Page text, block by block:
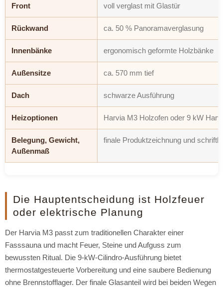
Front voll verglast mit Glastür
Rückwand ca. 50 % Panoramaverglasung
Innenbänke ergonomisch geformte Holzbänke
Außensitze ca. 570 mm tief
Dach schwarze Ausführung
Heizoptionen Harvia M3 Holzofen oder 9 kW
Belegung, Gewicht,
Außenmaß
finale Produktzeichnung und
Die Hauptentscheidung ist Holzfeuer
oder elektrische Planung
Der Harvia M3 passt zum traditionellen Charakter einer
Fasssauna und macht Feuer, Steine und Aufguss zum
bewussten Ritual. Die 9-kW-Cilindro-Ausführung bietet
thermostatgesteuerte Vorbereitung und eine saubere Bedienung
ohne Brennstofflager. Der finale Glasanteil wird bei beiden Wegen